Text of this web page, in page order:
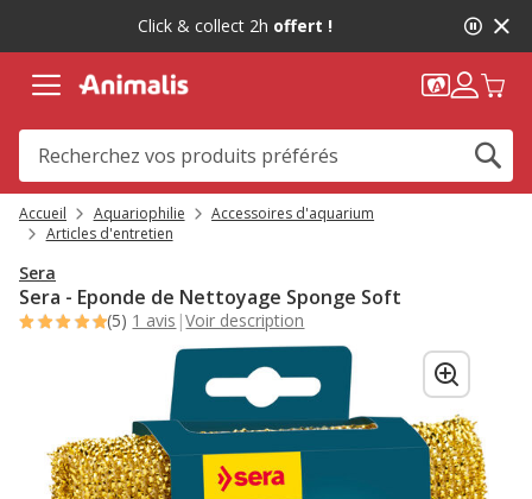
message,
Click & collect 2h offert !
Accueil Aquariophilie
Accessoires d'aquarium
Articles d'entretien
Sera
Sera - Eponde de Nettoyage Sponge Soft
(5) 1 avis |Voir description